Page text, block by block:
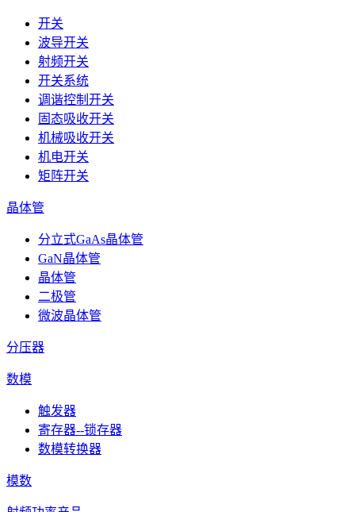
开关
波导开关
射频开关
开关系统
调谐控制开关
固态吸收开关
机械吸收开关
机电开关
矩阵开关
晶体管
分立式GaAs晶体管
GaN晶体管
晶体管
二极管
微波晶体管
分压器
数模
触发器
寄存器--锁存器
数模转换器
模数